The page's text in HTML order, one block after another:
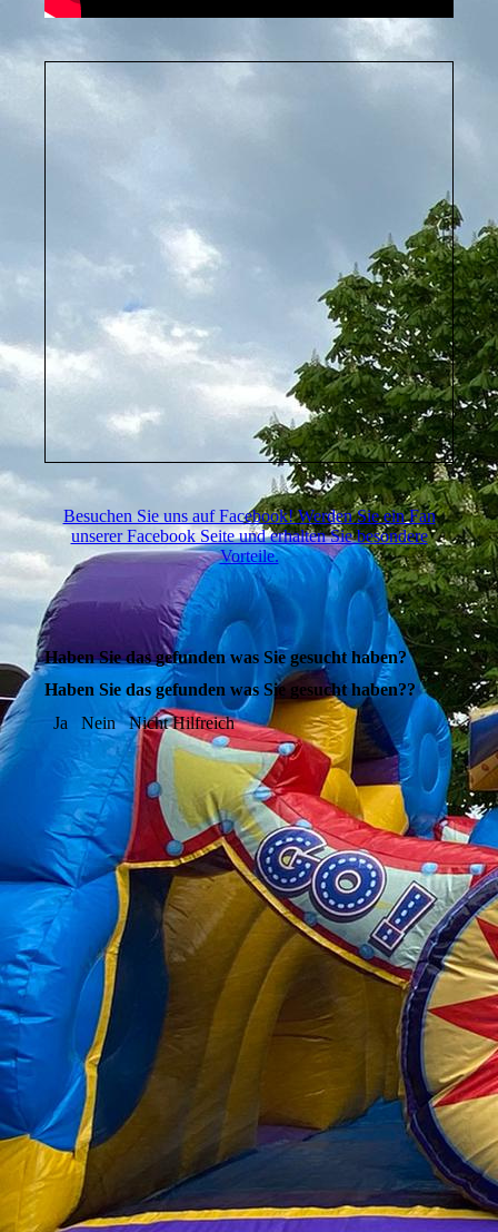
Besuchen Sie uns auf Facebook! Werden Sie ein Fan
unserer Facebook Seite und erhalten Sie besondere
Vorteile.
Haben Sie das gefunden was Sie gesucht haben?
Haben Sie das gefunden was Sie gesucht haben??
Ja
Nein Nicht Hilfreich